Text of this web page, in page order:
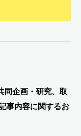
同企画・研究、取
事内容に関するお